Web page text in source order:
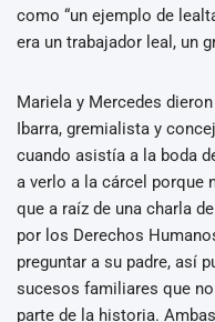
como “un ejemplo de
era un trabajador leal, un
Mariela y Mercedes
Ibarra, gremialista y
cuando asistía a la boda
a verlo a la cárcel porque
que a raíz de una charla
por los Derechos
preguntar a su padre, así
sucesos familiares que
parte de la historia.